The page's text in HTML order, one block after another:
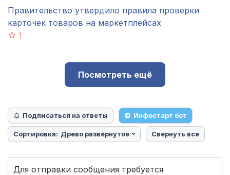
Правительство утвердило правила проверки
карточек товаров на маркетплейсах
1
Посмотреть ещё
Подписаться на ответы Инфостарт бот
Сортировка: Древо развёрнутое Свернуть все
Для отправки сообщения требуется